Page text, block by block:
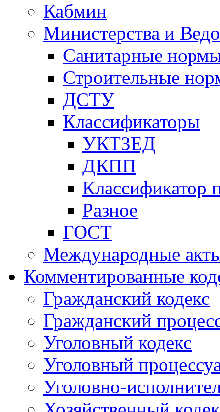
Кабмин
Министерства и
Санитарные
Строительные
ДСТУ
Классификаторы
УКТЗЕД
ДКПП
Классификатор
Разное
ГОСТ
Международные
Комментированные
Гражданский кодекс
Гражданский
Уголовный кодекс
Уголовный
Уголовно-